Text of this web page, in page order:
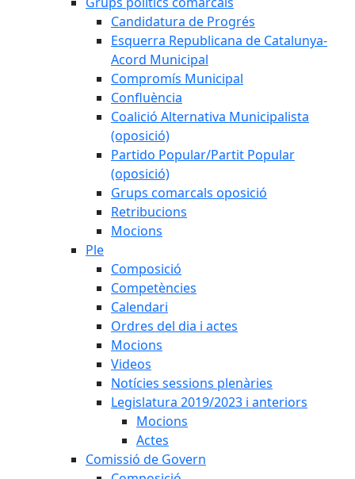
Candidatura de Progrés
Esquerra Republicana de Catalunya-
Acord Municipal
Compromís Municipal
Confluència
Coalició Alternativa Municipalista
(oposició)
Partido Popular/Partit Popular
(oposició)
Grups comarcals oposició
Retribucions
Mocions
Ple
Composició
Competències
Calendari
Ordres del dia i actes
Mocions
Videos
Notícies sessions plenàries
Legislatura 2019/2023 i anteriors
Mocions
Actes
Comissió de Govern